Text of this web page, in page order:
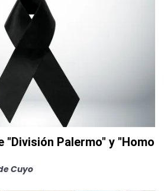
"División Palermo" y "Homo
Cuyo